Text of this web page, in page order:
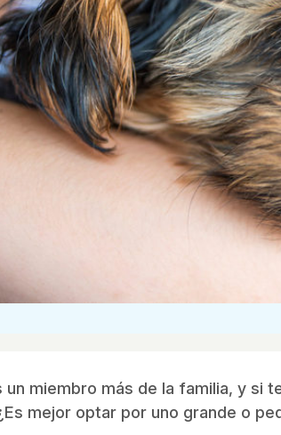
un miembro más de la familia, y si
mejor optar por uno grande o